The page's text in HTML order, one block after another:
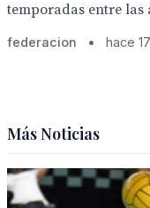
temporadas entre las
federacion • hace
Más Noticias